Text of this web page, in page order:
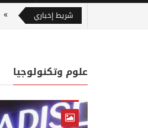
شريط إخباري
علوم وتكنولوجيا